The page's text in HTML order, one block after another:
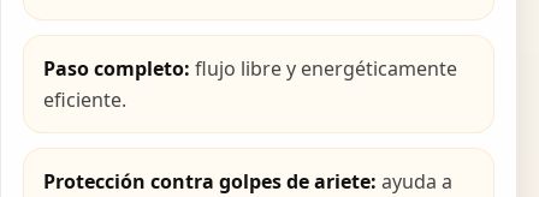
Paso completo: flujo libre y energéticamente
eficiente.
Protección contra golpes de ariete: ayuda a